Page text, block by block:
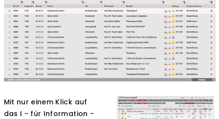
Mit nur einem Klick auf
das I - für Information -